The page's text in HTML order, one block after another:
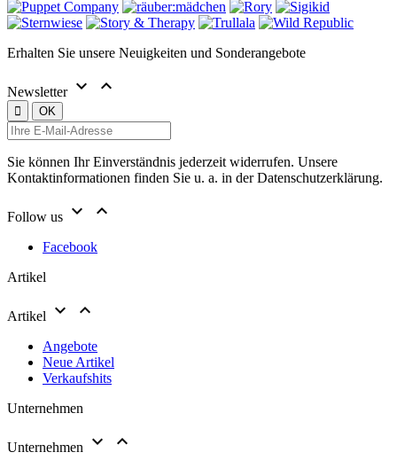
Erhalten Sie unsere Neuigkeiten und Sonderangebote
Newsletter  
Sie können Ihr Einverständnis jederzeit widerrufen. Unsere
Kontaktinformationen finden Sie u. a. in der Datenschutzerklärung.
Follow us  
Facebook
Artikel
Artikel  
Angebote
Neue Artikel
Verkaufshits
Unternehmen
Unternehmen  